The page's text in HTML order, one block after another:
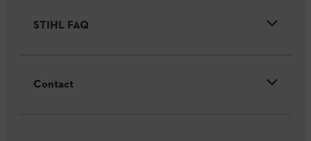
STIHL FAQ
Contact